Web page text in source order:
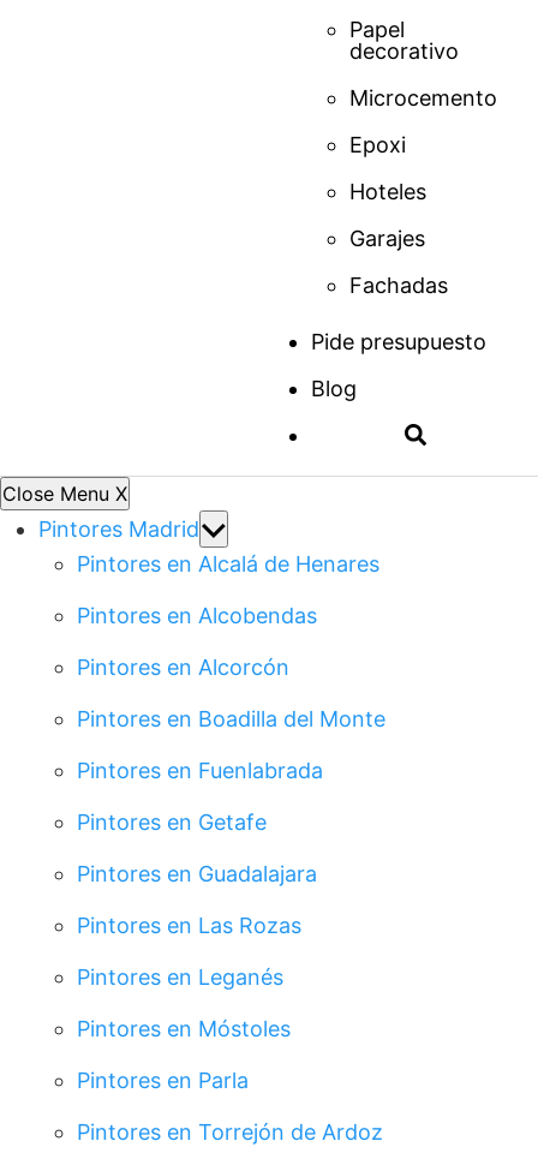
Papel
decorativo
Microcemento
Epoxi
Hoteles
Garajes
Fachadas
Pide presupuesto
Blog
Close Menu X
Pintores MadridShow
sub
Pintores en Alcalá de Henares
Pintores en Alcobendas
Pintores en Alcorcón
Pintores en Boadilla del Monte
Pintores en Fuenlabrada
Pintores en Getafe
Pintores en Guadalajara
Pintores en Las Rozas
Pintores en Leganés
Pintores en Móstoles
Pintores en Parla
Pintores en Torrejón de Ardoz